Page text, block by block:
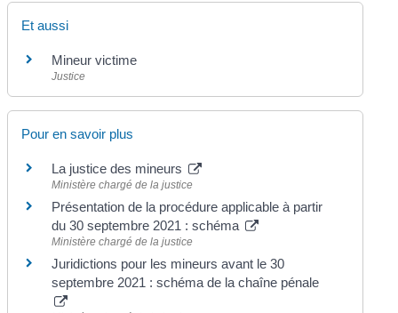
Et aussi
Mineur victime
Justice
Pour en savoir plus
La justice des mineurs
Ministère chargé de la justice
Présentation de la procédure applicable à partir
du 30 septembre 2021 : schéma
Ministère chargé de la justice
Juridictions pour les mineurs avant le 30
septembre 2021 : schéma de la chaîne pénale